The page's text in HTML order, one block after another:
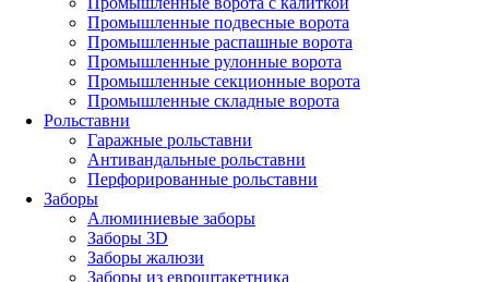
Промышленные подвесные ворота
Промышленные распашные ворота
Промышленные рулонные ворота
Промышленные секционные ворота
Промышленные складные ворота
Рольставни
Гаражные рольставни
Антивандальные рольставни
Перфорированные рольставни
Заборы
Алюминиевые заборы
Заборы 3D
Заборы жалюзи
Заборы из евроштакетника